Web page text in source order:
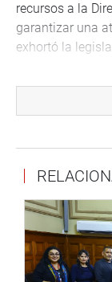
recursos a la
garantizar una
exhortó la
El congresista
ceremonia de
Congreso de la
Durante el acto,
cultural y
importancia de
culturales